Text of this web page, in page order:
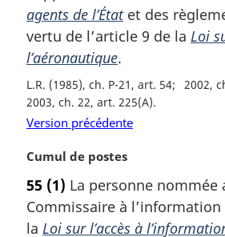
g
i
n
l
e
:
agents de l’Étatet des
vertu de l’article 9 de la Loi
l’aéronautique.
L.R. (1985), ch. P-21, art. 54
2002,
2003, ch. 22, art. 225(A)
Version précédente
N
t
e
m
Cumul de postes
55 (1) La personne nommée
Commissaire à
la Loi sur l’accès à